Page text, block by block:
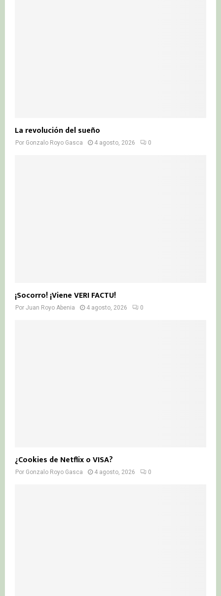
La revolución del sueño
Por Gonzalo Royo Gasca 4 agosto, 2026 0
¡Socorro! ¡Viene VERI FACTU!
Por Juan Royo Abenia 4 agosto, 2026 0
¿Cookies de Netflix o VISA?
Por Gonzalo Royo Gasca 4 agosto, 2026 0